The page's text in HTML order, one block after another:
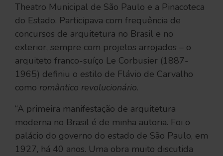
Theatro Municipal de São Paulo e a Pinacoteca
do Estado. Participava com frequência de
concursos de arquitetura no Brasil e no
exterior, sempre com projetos arrojados – o
arquiteto franco-suíço Le Corbusier (1887-
1965) definiu o estilo de Flávio de Carvalho
como romântico revolucionário.
“A primeira manifestação de arquitetura
moderna no Brasil é de minha autoria. Foi o
palácio do governo do estado de São Paulo, em
1927, há 40 anos. Uma obra muito discutida